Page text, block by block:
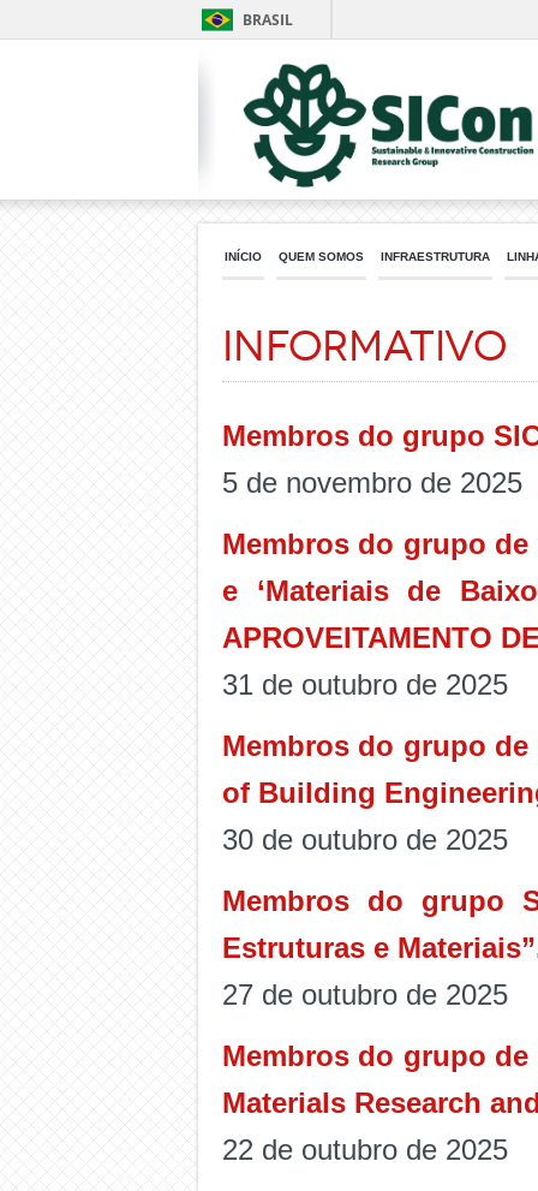
BRASIL
INÍCIO QUEM SOMOS INFRAESTRUTURA
Informativo
Membros do grupo
5 de novembro de 2025
Membros do grupo
e ‘Materiais de
APROVEITAMENTO
31 de outubro de 2025
Membros do grupo
of Building
30 de outubro de 2025
Membros do grupo
Estruturas e
27 de outubro de 2025
Membros do grupo
Materials Research
22 de outubro de 2025